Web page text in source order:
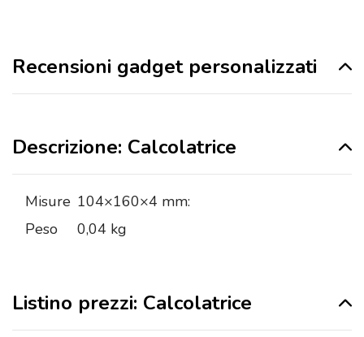
Recensioni gadget personalizzati
Descrizione: Calcolatrice
Misure 104×160×4 mm:
Peso
0,04 kg
Listino prezzi: Calcolatrice